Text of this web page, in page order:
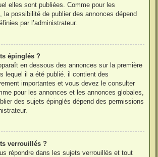
elles sont publiées. Comme pour les
la possibilité de publier des annonces dépend
par l’administrateur.
épinglés ?
en dessous des annonces sur la première
lequel il a été publié. il contient des
importantes et vous devez le consulter
pour les annonces et les annonces globales,
des sujets épinglés dépend des permissions
verrouillés ?
répondre dans les sujets verrouillés et tout